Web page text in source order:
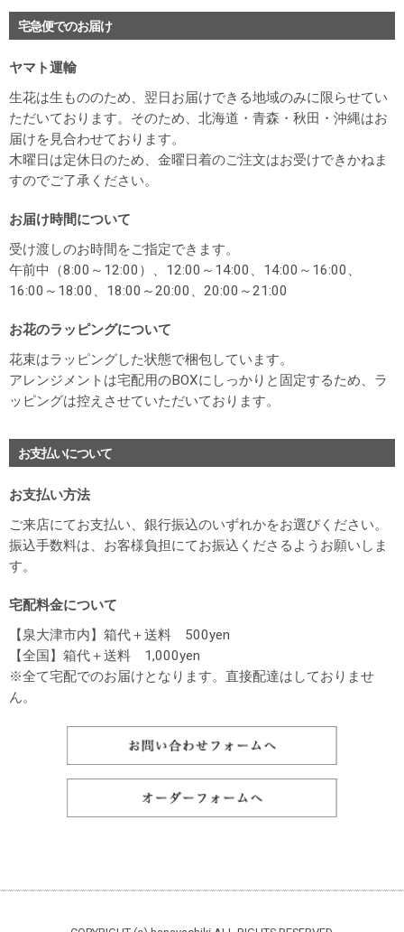
宅急便でのお届け
ヤマト運輸
生花は生もののため、翌日お届けできる地域のみに限らせてい
ただいております。そのため、北海道・青森・秋田・沖縄はお
届けを見合わせております。
木曜日は定休日のため、金曜日着のご注文はお受けできかねま
すのでご了承ください。
お届け時間について
受け渡しのお時間をご指定できます。
午前中（8:00～12:00）、12:00～14:00、14:00～16:00、
16:00～18:00、18:00～20:00、20:00～21:00
お花のラッピングについて
花束はラッピングした状態で梱包しています。
アレンジメントは宅配用のBOXにしっかりと固定するため、ラ
ッピングは控えさせていただいております。
お支払いについて
お支払い方法
ご来店にてお支払い、銀行振込のいずれかをお選びください。
振込手数料は、お客様負担にてお振込くださるようお願いしま
す。
宅配料金について
【泉大津市内】箱代＋送料 500yen
【全国】箱代＋送料 1,000yen
※全て宅配でのお届けとなります。直接配達はしておりませ
ん。